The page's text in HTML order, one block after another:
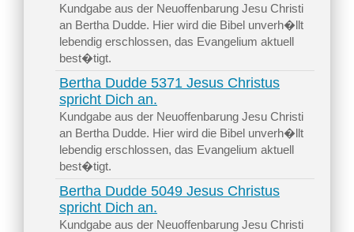
Kundgabe aus der Neuoffenbarung Jesu Christi
an Bertha Dudde. Hier wird die Bibel unverh�llt
lebendig erschlossen, das Evangelium aktuell
best�tigt.
Bertha Dudde 5371 Jesus Christus
spricht Dich an.
Kundgabe aus der Neuoffenbarung Jesu Christi
an Bertha Dudde. Hier wird die Bibel unverh�llt
lebendig erschlossen, das Evangelium aktuell
best�tigt.
Bertha Dudde 5049 Jesus Christus
spricht Dich an.
Kundgabe aus der Neuoffenbarung Jesu Christi